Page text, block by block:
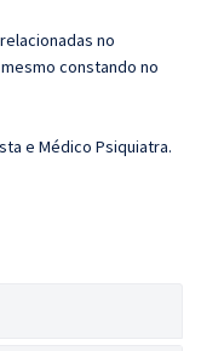
no
constando no
e Médico Psiquiatra.